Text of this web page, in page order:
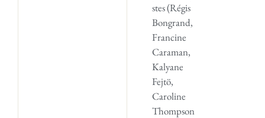
stes (Régis
Bongrand,
Francine
Caraman,
Kalyane
Fejtö,
Caroline
Thompson